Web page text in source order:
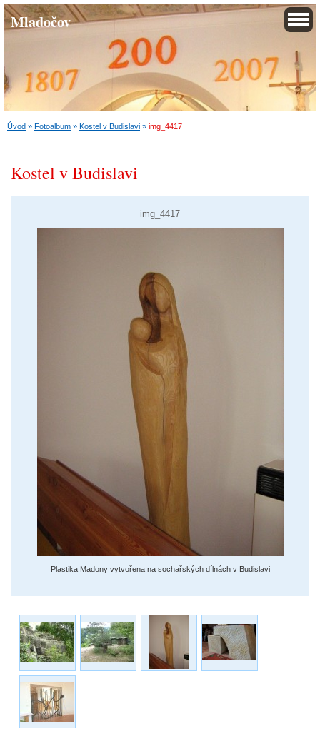
Mladočov
Úvod » Fotoalbum » Kostel v Budislavi » img_4417
Kostel v Budislavi
img_4417
Plastika Madony vytvořena na sochařských dílnách v Budislavi